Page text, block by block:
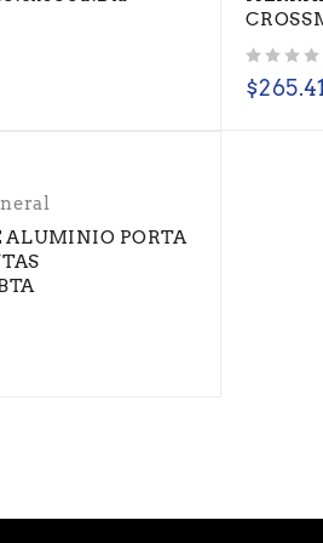
$
ALUMINIO PORTA